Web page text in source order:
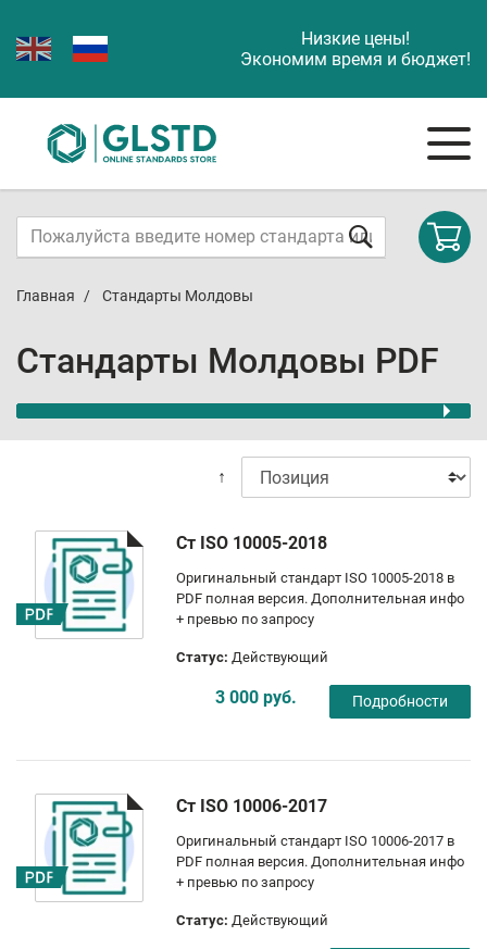
Низкие цены!
Экономим время и бюджет!
Главная Стандарты Молдовы
Стандарты Молдовы PDF
↑
Ст ISO 10005-2018
Оригинальный стандарт ISO 10005-2018 в
PDF полная версия. Дополнительная инфо
+ превью по запросу
Статус: Действующий
3 000 руб. Подробности
Ст ISO 10006-2017
Оригинальный стандарт ISO 10006-2017 в
PDF полная версия. Дополнительная инфо
+ превью по запросу
Статус: Действующий